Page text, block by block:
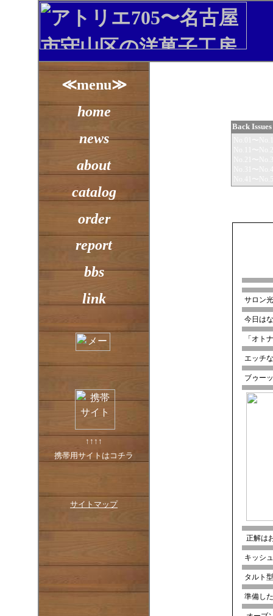
≪menu≫
home
news
about
catalog
order
report
bbs
link
↑↑↑↑
携帯用サイトはコチラ
サイトマップ
Back Issues
サロン
今日は
「オト
エッチ
ブゥー
正解は
キッシ
タルト
準備し